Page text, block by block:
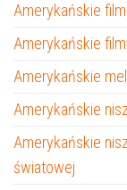
Amerykańskie
Amerykańskie
Amerykańskie
Amerykańskie
Amerykańskie
światowej